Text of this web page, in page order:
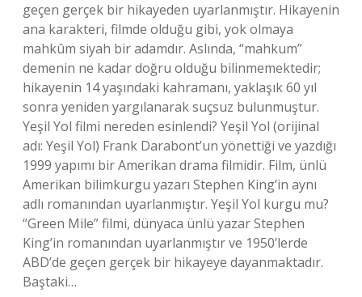
geçen gerçek bir hikayeden uyarlanmıştır. Hikayenin
ana karakteri, filmde olduğu gibi, yok olmaya
mahkûm siyah bir adamdır. Aslında, “mahkum”
demenin ne kadar doğru olduğu bilinmemektedir;
hikayenin 14 yaşındaki kahramanı, yaklaşık 60 yıl
sonra yeniden yargılanarak suçsuz bulunmuştur.
Yeşil Yol filmi nereden esinlendi? Yeşil Yol (orijinal
adı: Yeşil Yol) Frank Darabont’un yönettiği ve yazdığı
1999 yapımı bir Amerikan drama filmidir. Film, ünlü
Amerikan bilimkurgu yazarı Stephen King’in aynı
adlı romanından uyarlanmıştır. Yeşil Yol kurgu mu?
“Green Mile” filmi, dünyaca ünlü yazar Stephen
King’in romanından uyarlanmıştır ve 1950’lerde
ABD’de geçen gerçek bir hikayeye dayanmaktadır.
Baştaki…